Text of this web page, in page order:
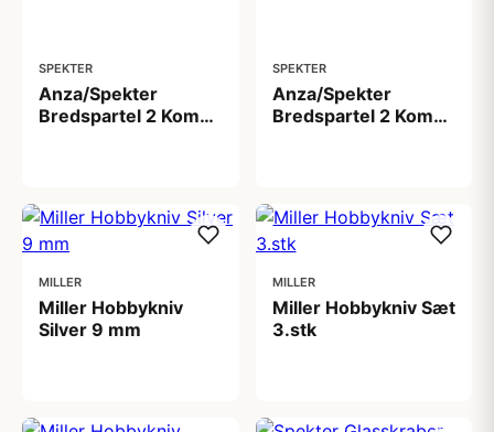
SPEKTER
Anza/Spekter
Bredspartel 2 Komp
SPEKTER
Anza/Spekter
Bredspartel 2 Komp
MILLER
Miller Hobbykniv
Silver 9 mm
MILLER
Miller Hobbykniv Sæt
3.stk